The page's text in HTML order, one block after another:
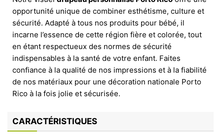
opportunité unique de combiner esthétisme, culture et
sécurité. Adapté à tous nos produits pour bébé, il
incarne l’essence de cette région fière et colorée, tout
en étant respectueux des normes de sécurité
indispensables à la santé de votre enfant. Faites
confiance à la qualité de nos impressions et à la fiabilité
de nos matériaux pour une décoration nationale Porto
Rico à la fois jolie et sécurisée.
CARACTÉRISTIQUES